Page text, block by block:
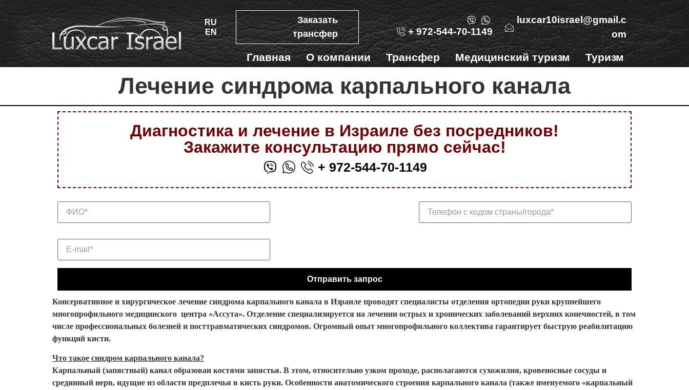
RU
EN
Заказать
трансфер
+ 972-544-70-1149
luxcar10israel@gmail.c
om
Главная О компании Трансфер Медицинский туризм
Туризм
Лечение синдрома карпального канала
Диагностика и лечение в Израиле без посредников!
Закажите консультацию прямо сейчас!
+ 972-544-70-1149
Консервативное и хирургическое лечение синдрома карпального канала в Израиле проводят специалисты отделения ортопедии руки крупнейшего
многопрофильного медицинского центра «Ассута». Отделение специализируется на лечении острых и хронических заболеваний верхних конечностей, в том
числе профессиональных болезней и посттравматических синдромов. Огромный опыт многопрофильного коллектива гарантирует быструю реабилитацию
функций кисти.
Что такое синдром карпального канала?
Карпальный (запястный) канал образован костями запястья. В этом, относительно узком проходе, располагаются сухожилия, кровеносные сосуды и
срединный нерв, идущие из области предплечья в кисть руки. Особенности анатомического строения карпального канала (также именуемого «карпальный